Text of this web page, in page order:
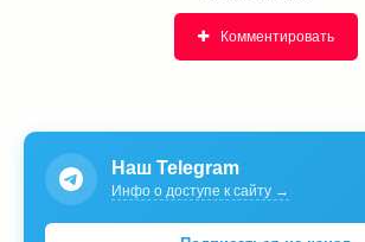
Комментировать
Наш Telegram
Инфо о доступе к сайту →